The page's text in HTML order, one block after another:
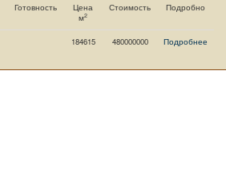
Готовность
Цена
м2
Стоимость Подробно
184615 480000000 Подробнее